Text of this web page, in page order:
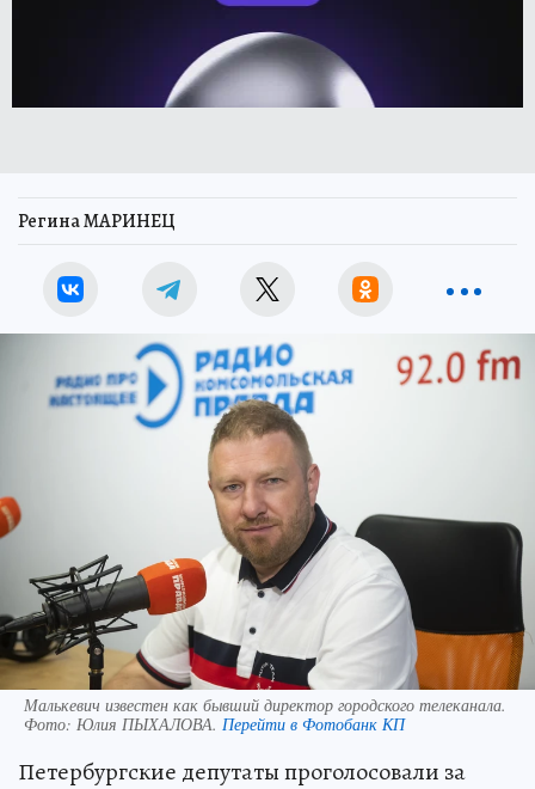
Регина МАРИНЕЦ
Малькевич известен как бывший директор городского телеканала.
Фото: Юлия ПЫХАЛОВА. Перейти в Фотобанк КП
Петербургские депутаты проголосовали за